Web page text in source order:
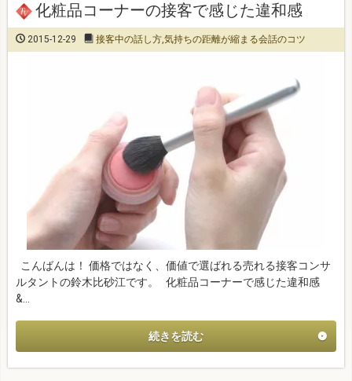
化粧品コーナーの接客で感じた違和感
2015-12-29 接客中の話し方,気持ちの距離が縮まる会話のコツ
こんばんは！ 価格ではなく、価値で選ばれる売れる接客コンサ
ルタントの鈴木比砂江です。 化粧品コーナーで感じた違和感
&…
続きを読む